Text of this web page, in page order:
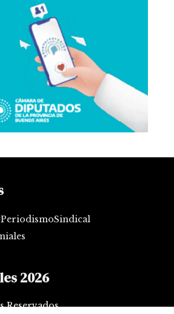
2026
Reservados